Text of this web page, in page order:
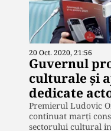
20 Oct. 2020, 21:56
Guvernul
culturale și
dedicate
Premierul Ludovic
continuat marți
sectorului cultural